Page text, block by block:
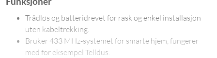
Trådløs og batteridrevet for rask og enkel installasjon
uten kabeltrekking.
Bruker 433 MHz-systemet for smarte hjem, fungerer
med for eksempel Telldus.